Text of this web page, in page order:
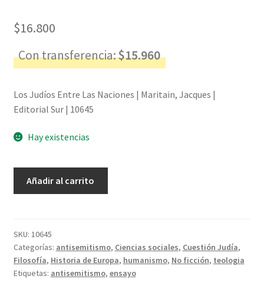
$16.800
Con transferencia:$15.960
Los Judíos Entre Las Naciones | Maritain, Jacques |
Editorial Sur | 10645
Hay existencias
Naciones
-
Maritain,
Jacques
Añadir al carrito
SKU: 10645
Categorías: antisemitismo, Ciencias sociales, Cuestión Judía,
Filosofía, Historia de Europa, humanismo, No ficción, teologia
Etiquetas: antisemitismo, ensayo